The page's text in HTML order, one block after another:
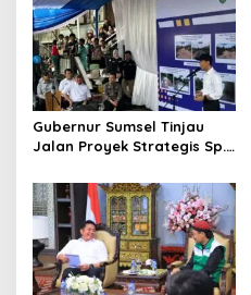
n
Gubernur Sumsel Tinjau
Jalan Proyek Strategis Sp.
Desa Keman OKI